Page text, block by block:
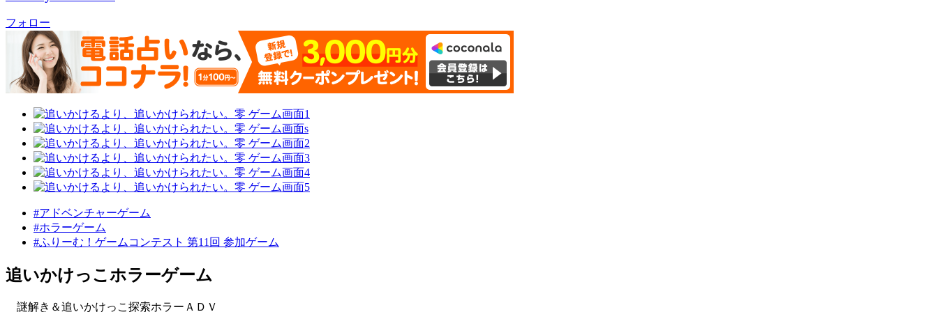
フォロー
#アドベンチャーゲーム
#ホラーゲーム
#ふりーむ！ゲームコンテスト 第11回 参加ゲーム
追いかけっこホラーゲーム
謎解き＆追いかけっこ探索ホラーＡＤＶ